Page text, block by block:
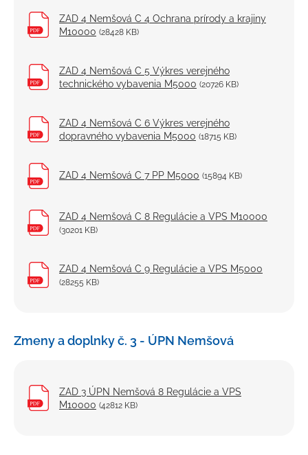
ZAD 4 Nemšová C 4 Ochrana prírody a krajiny
M10000 (28428 KB)
ZAD 4 Nemšová C 5 Výkres verejného
technického vybavenia M5000 (20726 KB)
ZAD 4 Nemšová C 6 Výkres verejného
dopravného vybavenia M5000 (18715 KB)
ZAD 4 Nemšová C 7 PP M5000 (15894 KB)
ZAD 4 Nemšová C 8 Regulácie a VPS M10000
(30201 KB)
ZAD 4 Nemšová C 9 Regulácie a VPS M5000
(28255 KB)
Zmeny a doplnky č. 3 - ÚPN Nemšová
ZAD 3 ÚPN Nemšová 8 Regulácie a VPS
M10000 (42812 KB)